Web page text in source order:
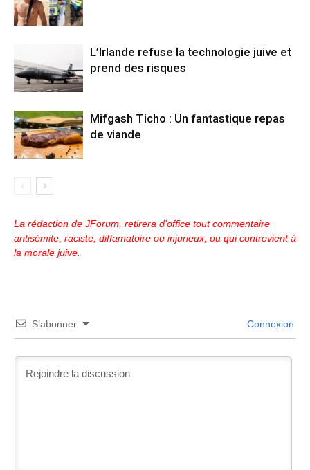
L’Irlande refuse la technologie juive et
prend des risques
Mifgash Ticho : Un fantastique repas
de viande
La rédaction de JForum, retirera d'office tout commentaire
antisémite, raciste, diffamatoire ou injurieux, ou qui contrevient à
la morale juive.
S’abonner Connexion